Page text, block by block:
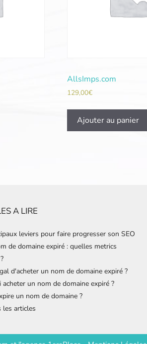
AllsImps.com
129,00€
Ajouter au panier
A LIRE
leviers pour faire progresser son SEO
de domaine expiré : quelles metrics
d'acheter un nom de domaine expiré ?
acheter un nom de domaine expiré ?
un nom de domaine ?
les articles